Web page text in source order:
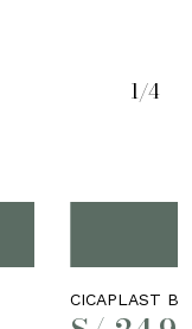
1/4
CICAPLAST